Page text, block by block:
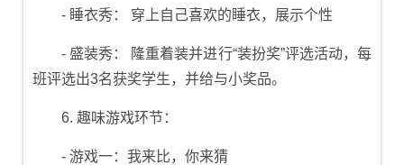
- 睡衣秀： 穿上自己喜欢的睡衣，展示个性
- 盛装秀： 隆重着装并进行“装扮奖”评选活动，每
班评选出3名获奖学生，并给与小奖品。
6. 趣味游戏环节：
- 游戏一：我来比，你来猜